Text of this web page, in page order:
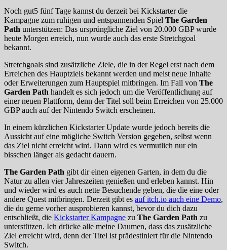
Noch gut5 fünf Tage kannst du derzeit bei Kickstarter die
Kampagne zum ruhigen und entspannenden Spiel The Garden
Path unterstützen: Das ursprüngliche Ziel von 20.000 GBP wurde
heute Morgen erreich, nun wurde auch das erste Stretchgoal
bekannt.
Stretchgoals sind zusätzliche Ziele, die in der Regel erst nach dem
Erreichen des Hauptziels bekannt werden und meist neue Inhalte
oder Erweiterungen zum Hauptspiel mitbringen. Im Fall von The
Garden Path handelt es sich jedoch um die Veröffentlichung auf
einer neuen Plattform, denn der Titel soll beim Erreichen von 25.000
GBP auch auf der Nintendo Switch erscheinen.
In einem kürzlichen Kickstarter Update wurde jedoch bereits die
Aussicht auf eine mögliche Switch Version gegeben, selbst wenn
das Ziel nicht erreicht wird. Dann wird es vermutlich nur ein
bisschen länger als gedacht dauern.
The Garden Path gibt dir einen eigenen Garten, in dem du die
Natur zu allen vier Jahreszeiten genießen und erleben kannst. Hin
und wieder wird es auch nette Besuchende geben, die die eine oder
andere Quest mitbringen. Derzeit gibt es auf itch.io auch eine Demo,
die du gerne vorher ausprobieren kannst, bevor du dich dazu
entschließt, die Kickstarter Kampagne zu The Garden Path zu
unterstützen. Ich drücke alle meine Daumen, dass das zusätzliche
Ziel erreicht wird, denn der Titel ist prädestiniert für die Nintendo
Switch.